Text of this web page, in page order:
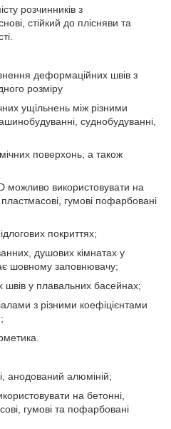
розчинників з
стійкий до плісняви та
деформаційних швів з
розміру
ущільнень між різними
суднобудуванні,
поверхонь, а також
можливо використовувати на
гумові пофарбовані
покриттях;
душових кімнатах у
шовному заповнювачу;
у плавальних басейнах;
з різними коефіцієнтами
анодований алюміній;
на бетонні,
гумові та пофарбовані